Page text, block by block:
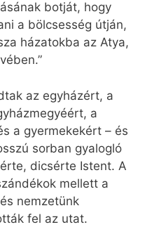
botját, hogy
a bölcsesség útján,
házatokba az Atya,
az egyházért, a
a
a gyermekekért – és
sorban gyalogló
dicsérte Istent. A
mellett a
nemzetünk
fel az utat.